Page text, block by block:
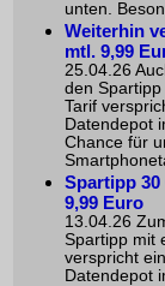
unten.
Weiterhin
mtl. 9,99
25.04.26
den
Tarif
Datendepot
Chance für
Spartipp
9,99 Euro
13.04.26
Spartipp mit
verspricht
Datendepot